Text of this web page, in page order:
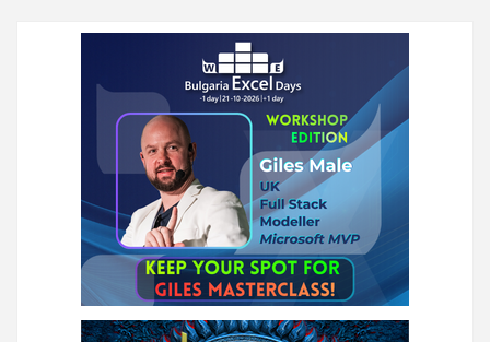
публикациите
страници